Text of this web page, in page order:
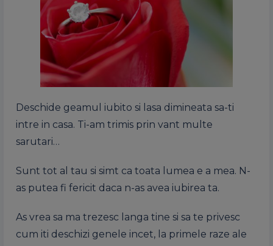
Deschide geamul iubito si lasa dimineata sa-ti
intre in casa. Ti-am trimis prin vant multe
sarutari…
Sunt tot al tau si simt ca toata lumea e a mea. N-
as putea fi fericit daca n-as avea iubirea ta.
As vrea sa ma trezesc langa tine si sa te privesc
cum iti deschizi genele incet, la primele raze ale